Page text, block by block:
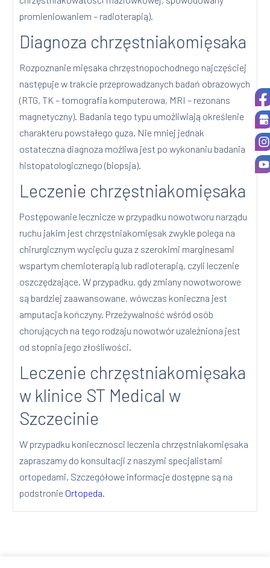
promieniowaniem – radioterapią).
Diagnoza chrzęstniakomięsaka
Rozpoznanie mięsaka chrzęstnopochodnego najczęściej
następuje w trakcie przeprowadzanych badań obrazowych
(RTG, TK – tomografia komputerowa, MRI – rezonans
magnetyczny). Badania tego typu umożliwiają określenie
charakteru powstałego guza. Nie mniej jednak
ostateczna diagnoza możliwa jest po wykonaniu badania
histopatologicznego (biopsja).
Leczenie chrzęstniakomięsaka
Postępowanie lecznicze w przypadku nowotworu narządu
ruchu jakim jest chrzęstniakomięsak zwykle polega na
chirurgicznym wycięciu guza z szerokimi marginesami
wspartym chemioterapią lub radioterapią, czyli leczenie
oszczędzające. W przypadku, gdy zmiany nowotworowe
są bardziej zaawansowane, wówczas konieczna jest
amputacja kończyny. Przeżywalność wśród osób
chorujących na tego rodzaju nowotwór uzależniona jest
od stopnia jego złośliwości.
Leczenie chrzęstniakomięsaka
w klinice ST Medical w
Szczecinie
W przypadku koniecznosci leczenia chrzęstniakomięsaka
zapraszamy do konsultacji z naszymi specjalistami
ortopedami. Szczegółowe informacje dostępne są na
podstronie Ortopeda.